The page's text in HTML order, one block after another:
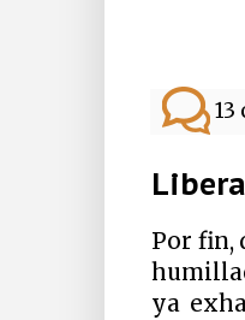
Por fin,
ya